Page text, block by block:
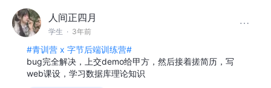
人间正四月
学生 · 3年前
#青训营 x 字节后端训练营#
bug完全解决，上交demo给甲方，然后接着搓简历，写
web课设，学习数据库理论知识